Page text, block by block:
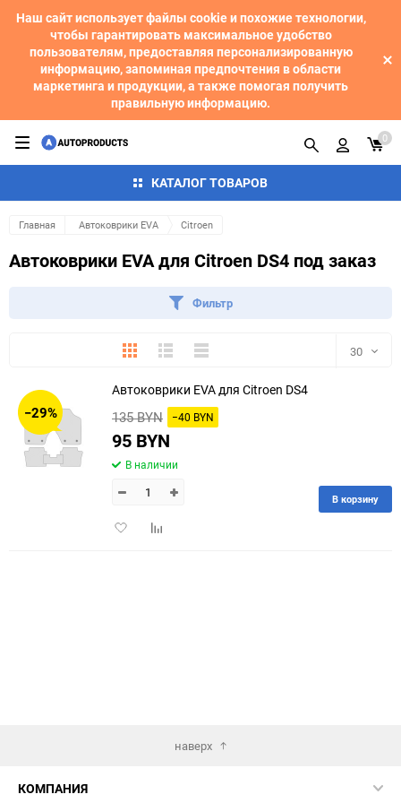
Наш сайт использует файлы cookie и похожие технологии,
чтобы гарантировать максимальное удобство
пользователям, предоставляя персонализированную
информацию, запоминая предпочтения в области
маркетинга и продукции, а также помогая получить
правильную информацию.
КАТАЛОГ ТОВАРОВ
0
Главная Автоковрики EVA Citroen
Автоковрики EVA для Citroen DS4 под заказ
Фильтр
ПлиткаПодробноКомпактно 30
150
−29%
Автоковрики EVA для Citroen DS4
135 BYN −40 BYN
95 BYN
В наличии
ДобавитьДобавить
В корзину
наверх
КОМПАНИЯ